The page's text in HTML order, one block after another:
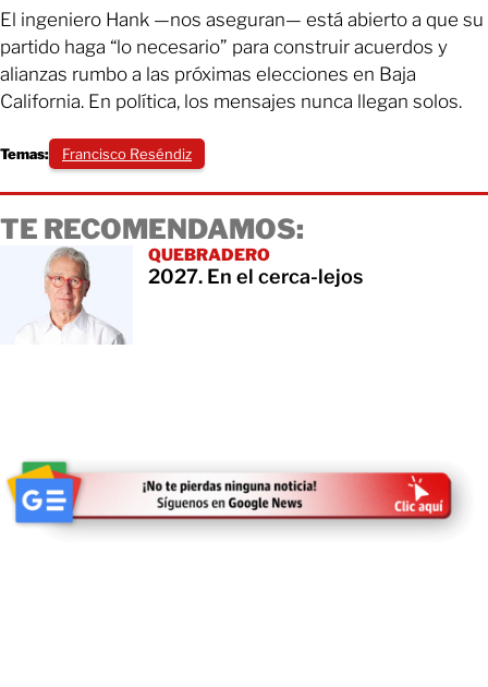
El ingeniero Hank —nos aseguran— está abierto a que su
partido haga “lo necesario” para construir acuerdos y
alianzas rumbo a las próximas elecciones en Baja
California. En política, los mensajes nunca llegan solos.
Temas: Francisco Reséndiz
TE RECOMENDAMOS:
QUEBRADERO
2027. En el cerca-lejos